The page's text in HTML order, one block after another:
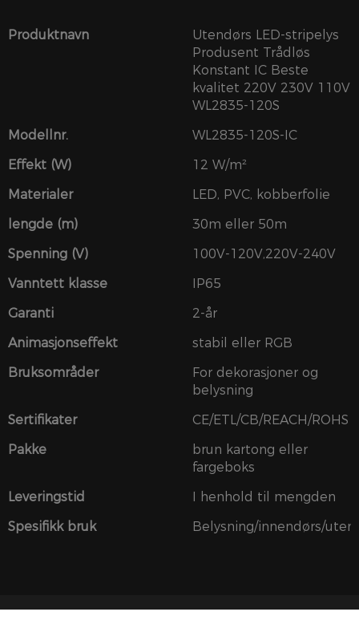
Produktnavn
Utendørs LED-stripelys
Produsent Trådløs
Konstant IC Beste
kvalitet 220V 230V 110V
WL2835-120S
Modellnr.
WL2835-120S-IC
Effekt (W)
12 W/m²
Materialer
LED, PVC, kobberfolie
lengde (m)
30m eller 50m
Spenning (V)
100V-120V,220V-240V
Vanntett klasse
IP65
Garanti
2-år
Animasjonseffekt
stabil eller RGB
Bruksområder
For dekorasjoner og
belysning
Sertifikater
CE/ETL/CB/REACH/ROHS
Pakke
brun kartong eller
fargeboks
Leveringstid
I henhold til mengden
Spesifikk bruk
Belysning/innendørs/